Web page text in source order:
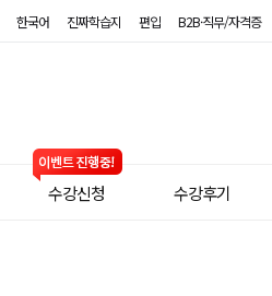
한국어 진짜학습지 편입 B2B·직무/자격증
수강신청 수강후기